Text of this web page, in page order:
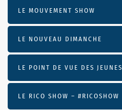
LE MOUVEMENT SHOW
LE NOUVEAU DIMANCHE
LE POINT DE VUE DES JEUNES
LE RICO SHOW – #RICOSHOW